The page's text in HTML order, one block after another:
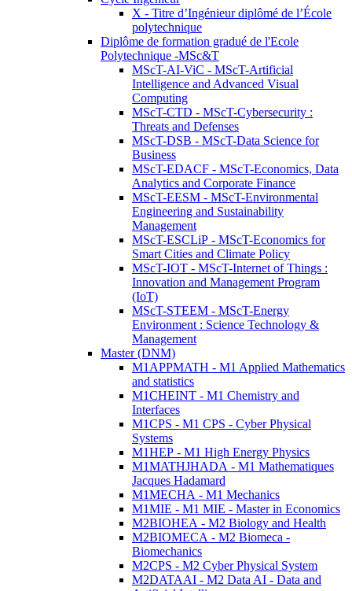
X - Titre d’Ingénieur diplômé de l’École
polytechnique
Diplôme de formation gradué de l'Ecole
Polytechnique -MSc&T
MScT-AI-ViC - MScT-Artificial
Intelligence and Advanced Visual
Computing
MScT-CTD - MScT-Cybersecurity :
Threats and Defenses
MScT-DSB - MScT-Data Science for
Business
MScT-EDACF - MScT-Economics, Data
Analytics and Corporate Finance
MScT-EESM - MScT-Environmental
Engineering and Sustainability
Management
MScT-ESCLiP - MScT-Economics for
Smart Cities and Climate Policy
MScT-IOT - MScT-Internet of Things :
Innovation and Management Program
(IoT)
MScT-STEEM - MScT-Energy
Environment : Science Technology &
Management
Master (DNM)
M1APPMATH - M1 Applied Mathematics
and statistics
M1CHEINT - M1 Chemistry and
Interfaces
M1CPS - M1 CPS - Cyber Physical
Systems
M1HEP - M1 High Energy Physics
M1MATHJHADA - M1 Mathematiques
Jacques Hadamard
M1MECHA - M1 Mechanics
M1MIE - M1 MIE - Master in Economics
M2BIOHEA - M2 Biology and Health
M2BIOMECA - M2 Biomeca -
Biomechanics
M2CPS - M2 Cyber Physical System
M2DATAAI - M2 Data AI - Data and